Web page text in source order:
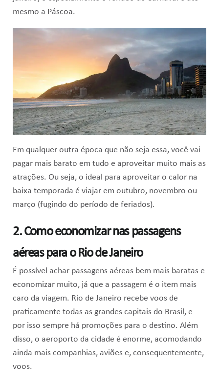
mesmo a Páscoa.
Em qualquer outra época que não seja essa, você vai
pagar mais barato em tudo e aproveitar muito mais as
atrações. Ou seja, o ideal para aproveitar o calor na
baixa temporada é viajar em outubro, novembro ou
março (fugindo do período de feriados).
2. Como economizar nas passagens
aéreas para o Rio de Janeiro
É possível achar passagens aéreas bem mais baratas e
economizar muito, já que a passagem é o item mais
caro da viagem. Rio de Janeiro recebe voos de
praticamente todas as grandes capitais do Brasil, e
por isso sempre há promoções para o destino. Além
disso, o aeroporto da cidade é enorme, acomodando
ainda mais companhias, aviões e, consequentemente,
voos.